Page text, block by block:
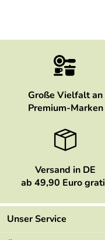
Große Vielfalt an
Premium-Marken
Versand in DE
ab 49,90 Euro
Unser Service